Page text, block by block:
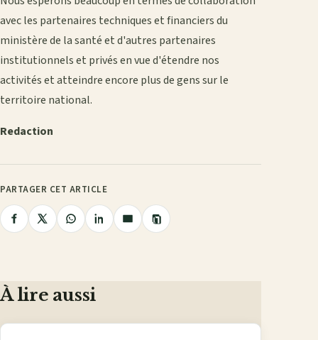
avec les partenaires techniques et financiers du
ministère de la santé et d'autres partenaires
institutionnels et privés en vue d'étendre nos
activités et atteindre encore plus de gens sur le
territoire national.
Redaction
PARTAGER CET ARTICLE
PartagerPartagerPartagerPartagerPartager
Copier
le
À lire aussi